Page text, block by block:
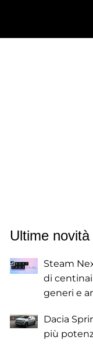
Ultime novità
Steam
di
generi e
Dacia
più